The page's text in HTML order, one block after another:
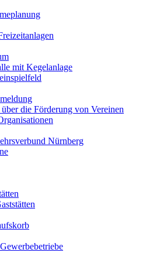
mit Kegelanlage
die Förderung von Vereinen
Nürnberg